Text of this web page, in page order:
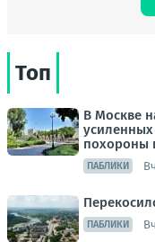
Топ
В Москве
похороны
ПАБЛИКИ
ПАБЛИКИ